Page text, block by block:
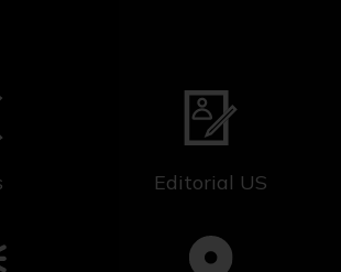
Editorial US